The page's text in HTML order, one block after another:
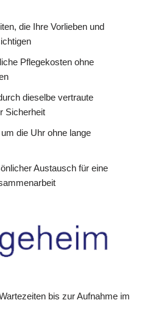
die Ihre Vorlieben und
Pflegekosten ohne
dieselbe vertraute
Sicherheit
die Uhr ohne lange
Austausch für eine
bis zur Aufnahme im